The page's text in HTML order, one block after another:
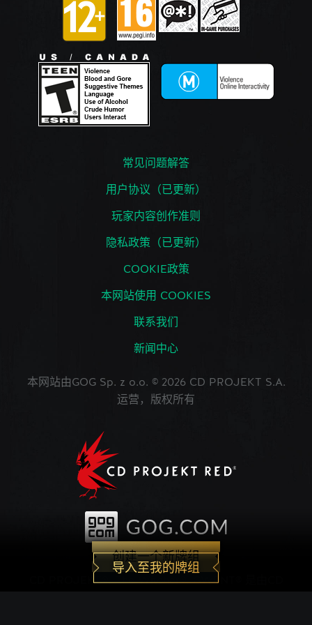
创建一个新牌组
导入至我的牌组
常见问题解答
用户协议（已更新）
玩家内容创作准则
隐私政策（已更新）
COOKIE政策
本网站使用 COOKIES
联系我们
新闻中心
本网站由GOG Sp. z o.o. © 2026 CD PROJEKT S.A.
运营，版权所有
CD PROJEKT®, The Witcher®, GWENT® 是由CD